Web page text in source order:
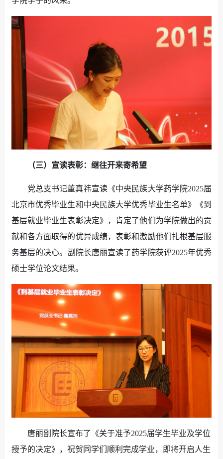
（三）宣读表彰：继往开来寄希望
党总支书记董真祎宣读《中央民族大学药学院2025届
北京市优秀毕业生和中央民族大学优秀毕业生名单》《到
基层就业毕业生表彰决定》，肯定了他们为学院做出的贡
献和各方面取得的优异成绩，表彰和激励他们扎根基层服
务基层的决心。副院长唐丽宣读了药学院获评2025年优秀
硕士学位论文结果。
唐丽副院长宣布了《关于准予2025届学生毕业及学位
授予的决定》，祝贺同学们顺利完成学业，即将开启人生